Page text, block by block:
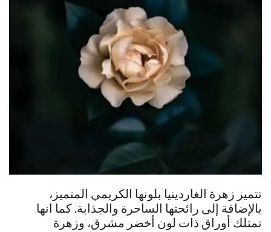
تتميز زهرة الغاردينيا بلونها الكريمي المتميز،
بالإضافة إلى رائحتها الساحرة والجذابة. كما انها
تمتلك أوراق ذات لون أخضر مشرق، وزهرة